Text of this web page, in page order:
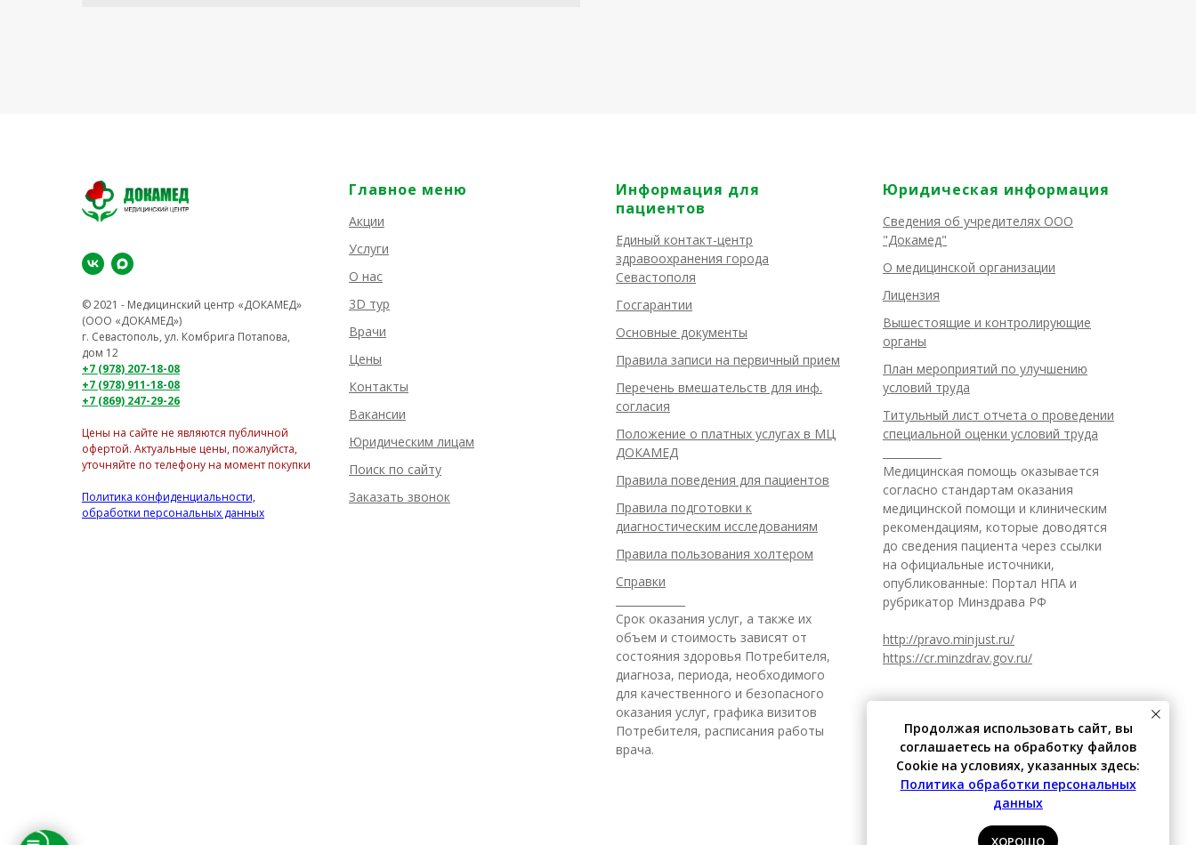
© 2021 - Медицинский центр «ДОКАМЕД»
(ООО «ДОКАМЕД»)
г. Севастополь, ул. Комбрига Потапова,
дом 12
+7 (978) 207-18-08
+7 (978) 911-18-08
+7 (869) 247-29-26
Цены на сайте не являются публичной
офертой. Актуальные цены, пожалуйста,
уточняйте по телефону на момент покупки
Политика конфиденциальности,
обработки персональных данных
Главное меню
Акции
Услуги
О нас
3D тур
Врачи
Цены
Контакты
Вакансии
Юридическим лицам
Поиск по сайту
Заказать звонок
Информация для
пациентов
Единый контакт-центр
здравоохранения города
Севастополя
Госгарантии
Основные документы
Правила записи на первичный прием
Перечень вмешательств для инф.
согласия
Положение о платных услугах в МЦ
ДОКАМЕД
Правила поведения для пациентов
Правила подготовки к
диагностическим исследованиям
Правила пользования холтером
Справки
Срок оказания услуг, а также их
объем и стоимость зависят от
состояния здоровья Потребителя,
диагноза, периода, необходимого
для качественного и безопасного
оказания услуг, графика визитов
Потребителя, расписания работы
врача.
Юридическая информация
Сведения об учредителях ООО
"Докамед"
О медицинской организации
Лицензия
Вышестоящие и контролирующие
органы
План мероприятий по улучшению
условий труда
Титульный лист отчета о проведении
специальной оценки условий труда
Медицинская помощь оказывается
согласно стандартам оказания
медицинской помощи и клиническим
рекомендациям, которые доводятся
до сведения пациента через ссылки
на официальные источники,
опубликованные: Портал НПА и
рубрикатор Минздрава РФ
http://pravo.minjust.ru/
https://cr.minzdrav.gov.ru/
Продолжая использовать сайт, вы
соглашаетесь на обработку файлов
Cookie на условиях, указанных здесь:
Политика обработки персональных
данных
ХОРОШО